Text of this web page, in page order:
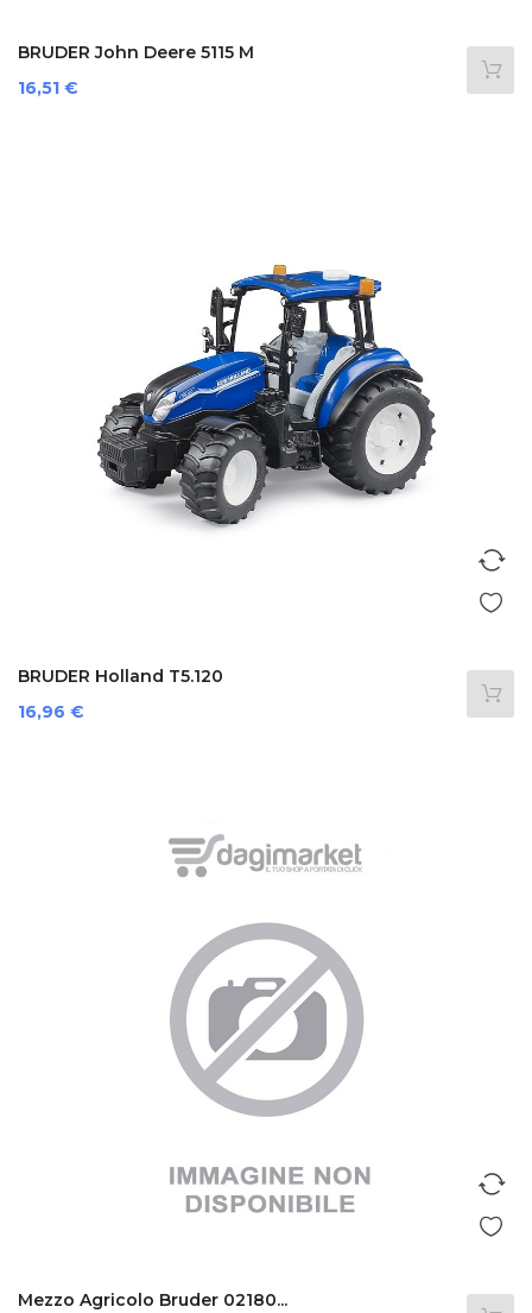
BRUDER John Deere 5115 M
Prezzo
16,51 €
BRUDER Holland T5.120
Prezzo
16,96 €
Mezzo Agricolo Bruder 02180...